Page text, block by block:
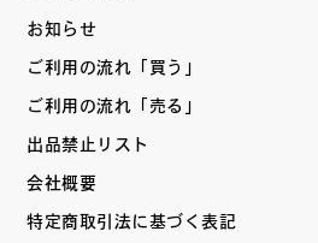
お知らせ
ご利用の流れ「買う」
ご利用の流れ「売る」
出品禁止リスト
会社概要
特定商取引法に基づく表記